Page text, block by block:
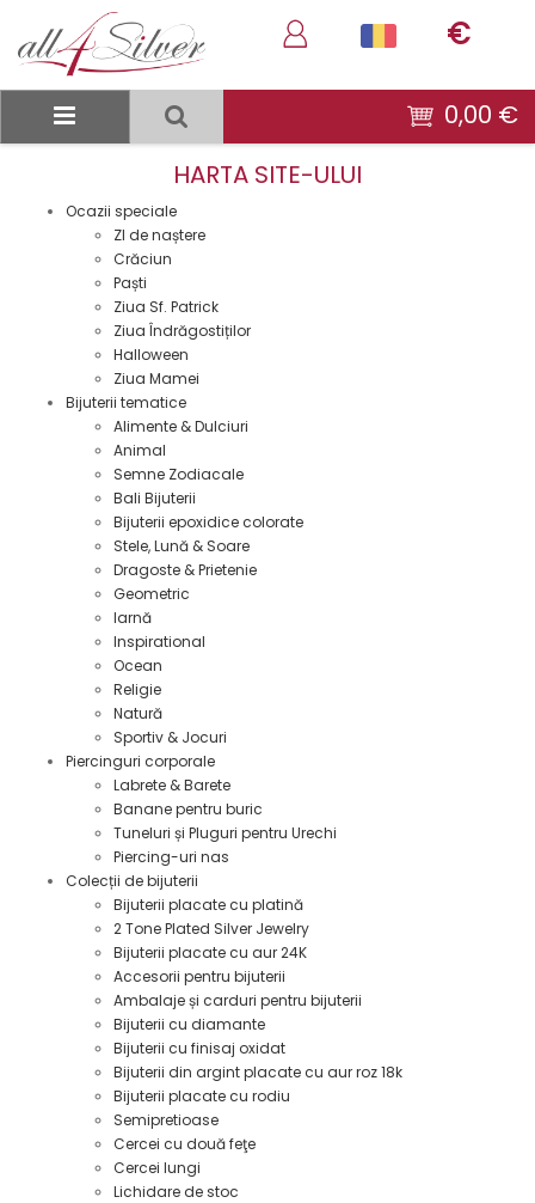
€
0,00 €
HARTA SITE-ULUI
Ocazii speciale
ZI de naștere
Crăciun
Paști
Ziua Sf. Patrick
Ziua Îndrăgostiților
Halloween
Ziua Mamei
Bijuterii tematice
Alimente & Dulciuri
Animal
Semne Zodiacale
Bali Bijuterii
Bijuterii epoxidice colorate
Stele, Lună & Soare
Dragoste & Prietenie
Geometric
Iarnă
Inspirational
Ocean
Religie
Natură
Sportiv & Jocuri
Piercinguri corporale
Labrete & Barete
Banane pentru buric
Tuneluri și Pluguri pentru Urechi
Piercing-uri nas
Colecții de bijuterii
Bijuterii placate cu platină
2 Tone Plated Silver Jewelry
Bijuterii placate cu aur 24K
Accesorii pentru bijuterii
Ambalaje și carduri pentru bijuterii
Bijuterii cu diamante
Bijuterii cu finisaj oxidat
Bijuterii din argint placate cu aur roz 18k
Bijuterii placate cu rodiu
Semipretioase
Cercei cu două feţe
Cercei lungi
Lichidare de stoc